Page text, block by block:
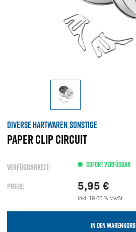
DIVERSE HARTWAREN,SONSTIGE
PAPER CLIP CIRCUIT
VERFÜGBARKEIT: SOFORT VERFÜGBAR
PREIS: 5,95 €
Inkl. 19.00 % MwSt.
IN DEN WARENKORB